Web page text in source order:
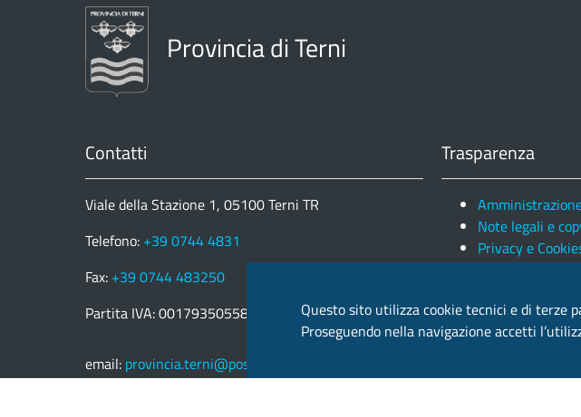
Provincia di Terni
Contatti
Viale della Stazione 1, 05100 Terni TR
Telefono: +39 0744 4831
Fax: +39 0744 483250
Partita IVA: 00179350558
email: provincia.terni@postacert.umbria.it
Trasparenza
Note legali e
Privacy e
Questo sito utilizza cookie tecnici e di terze
Proseguendo nella navigazione accetti